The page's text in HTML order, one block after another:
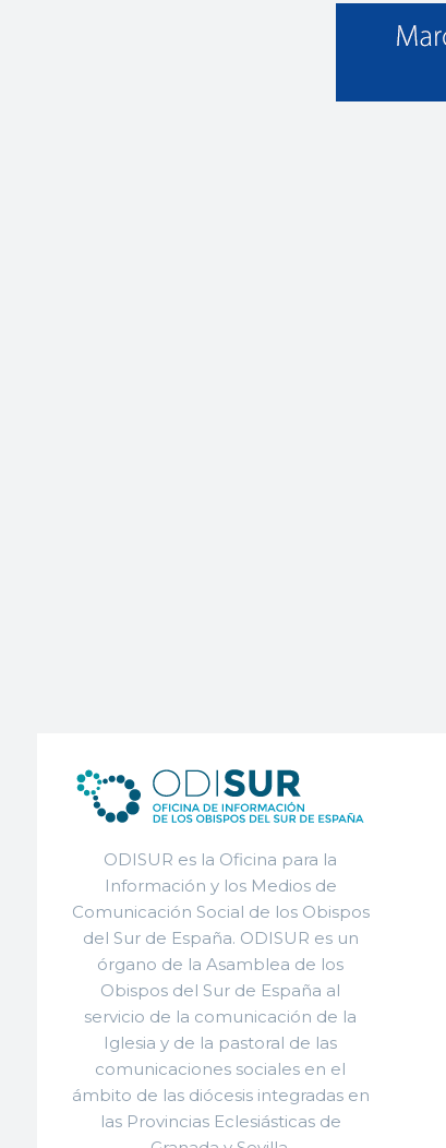
ODISUR es la Oficina para la
Información y los Medios de
Comunicación Social de los Obispos
del Sur de España. ODISUR es un
órgano de la Asamblea de los
Obispos del Sur de España al
servicio de la comunicación de la
Iglesia y de la pastoral de las
comunicaciones sociales en el
ámbito de las diócesis integradas en
las Provincias Eclesiásticas de